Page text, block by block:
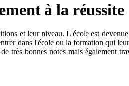
à la réussite
et leur niveau. L'école est
dans l'école ou la formation qui
très bonnes notes mais également